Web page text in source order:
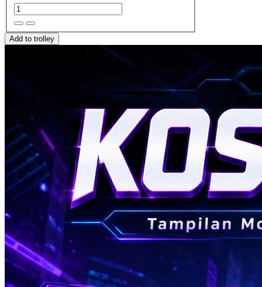
Add to trolley